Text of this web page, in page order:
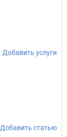
Добавить услуги
Добавить статью